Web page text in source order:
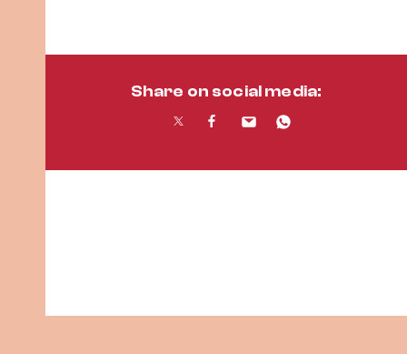
Share on social media: